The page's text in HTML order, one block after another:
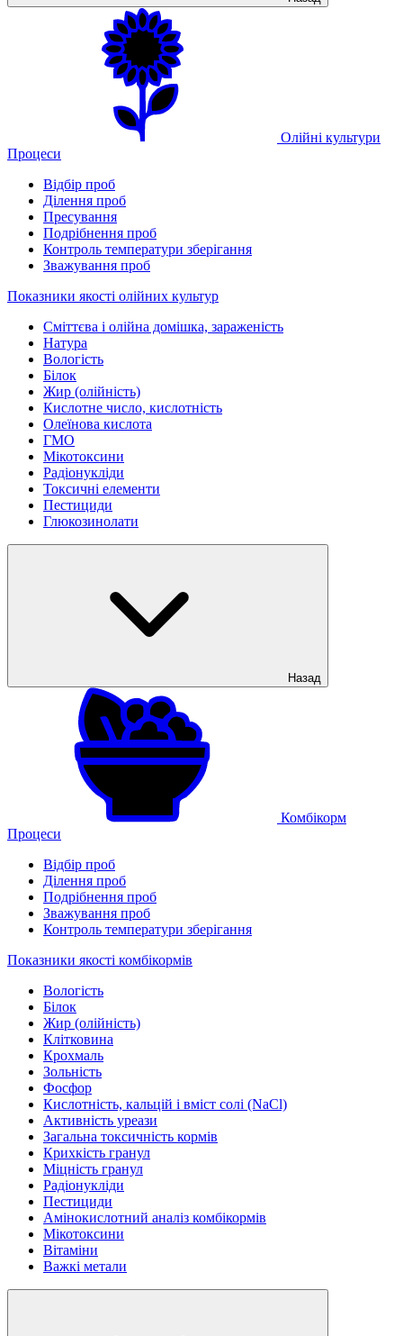
Олійні культури
Процеси
Відбір проб
Ділення проб
Пресування
Подрібнення проб
Контроль температури зберігання
Зважування проб
Показники якості олійних культур
Сміттєва і олійна домішка, зараженість
Натура
Вологість
Білок
Жир (олійність)
Кислотне число, кислотність
Олеїнова кислота
ГМО
Мікотоксини
Радіонукліди
Токсичні елементи
Пестициди
Глюкозинолати
Назад
Комбікорм
Процеси
Відбір проб
Ділення проб
Подрібнення проб
Зважування проб
Контроль температури зберігання
Показники якості комбікормів
Вологість
Білок
Жир (олійність)
Клітковина
Крохмаль
Зольність
Фосфор
Кислотність, кальцій і вміст солі (NaCl)
Активність уреази
Загальна токсичність кормів
Крихкість гранул
Міцність гранул
Радіонукліди
Пестициди
Амінокислотний аналіз комбікормів
Мікотоксини
Вітаміни
Важкі метали